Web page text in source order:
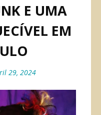
E UMA
EM
29, 2024